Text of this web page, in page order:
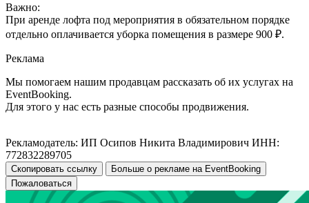
Важно:
При аренде лофта под мероприятия в обязательном порядке
отдельно оплачивается уборка помещения в размере 900 ₽.
Реклама
Мы помогаем нашим продавцам рассказать об их услугах на
EventBooking.
Для этого у нас есть разные способы продвижения.
Рекламодатель: ИП Осипов Никита Владимирович ИНН:
772832289705
Скопировать ссылку
Больше о рекламе на EventBooking
Пожаловаться